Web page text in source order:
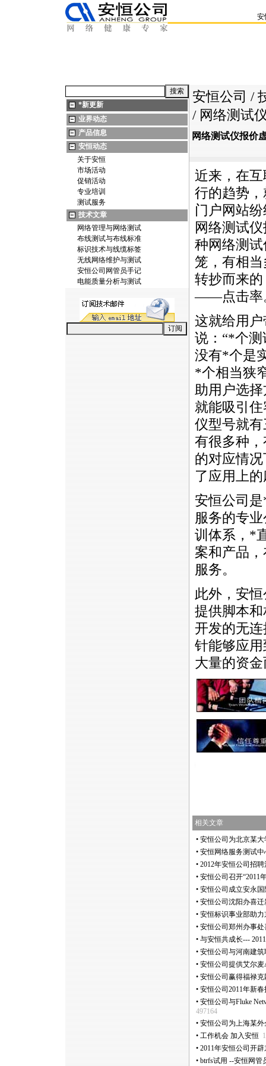
安
*新更新
业界动态
产品信息
安恒动态
关于安恒
市场活动
促销活动
专业培训
测试服务
技术文章
网络管理与网络测试
布线测试与布线标准
标识技术与线缆标签
无线网络维护与测试
安恒公司网管员手记
电能质量分析与测试
安恒公司 /
/ 网络测试
网络测试仪报价
近来，在
行的趋势
门户网站
网络测试
种网络测
笼，有相
转抄而来
——点击率
这就给用
说：“*个测
没有*个是
*个相当狭
助用户选
就能吸引
仪型号就
有很多种
的对应情
了应用上
安恒公司是
服务的专
训体系， *
案和产品
服务。
此外，安
提供脚本
开发的无
针能够应
大量的资
相关文章
• 安恒公司为北京某
• 安恒网络服务测试
• 2012年安恒公司招
• 安恒公司召开“2011
• 安恒公司成立安永
• 安恒公司沈阳办喜迁
• 安恒标识事业部助
• 安恒公司郑州办事
• 与安恒共成长---
• 安恒公司与河南建
• 安恒公司提供艾尔
• 安恒公司赢得福禄克
• 安恒公司2011年新
• 安恒公司与Fluke
497164
• 安恒公司为上海某
• 工作机会 加入安恒
• 2011年安恒公司开
• btrfs试用 --安恒网管